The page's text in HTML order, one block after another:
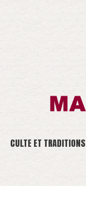
CULTE ET TRADITIONS